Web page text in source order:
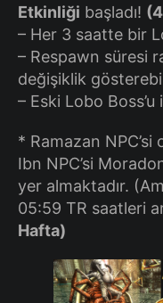
Etkinliği başladı!
– Her 3 saatte bir
– Respawn süresi
değişiklik
– Eski Lobo
* Ramazan
Ibn NPC’si
yer almaktadır.
05:59 TR saatleri
Hafta)